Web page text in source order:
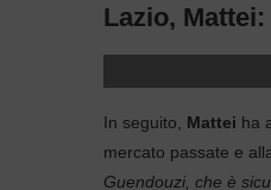
Lazio,
In seguito, Mattei ha
mercato passate e
Guendouzi, che è